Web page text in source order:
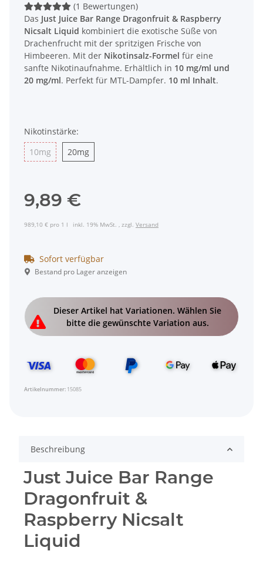
(1 Bewertungen)
Das Just Juice Bar Range Dragonfruit & Raspberry
Nicsalt Liquid kombiniert die exotische Süße von
Drachenfrucht mit der spritzigen Frische von
Himbeeren. Mit der Nikotinsalz-Formel für eine
sanfte Nikotinaufnahme. Erhältlich in 10 mg/ml und
20 mg/ml. Perfekt für MTL-Dampfer. 10 ml Inhalt.
Nikotinstärke:
10mg 10mg20mg20mg
9,89 €
989,10 € pro 1 l inkl. 19% MwSt. , zzgl. Versand
Sofort verfügbar
Bestand pro Lager anzeigen
Dieser Artikel hat Variationen. Wählen Sie
bitte die gewünschte Variation aus.
Artikelnummer: 15085
Beschreibung
Just Juice Bar Range
Dragonfruit &
Raspberry Nicsalt
Liquid